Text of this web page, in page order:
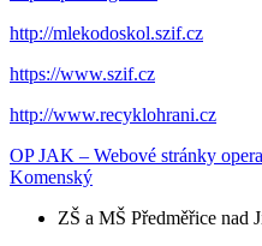
http://mlekodoskol.szif.cz
https://www.szif.cz
http://www.recyklohrani.cz
OP JAK – Webové stránky
Komenský
ZŠ a MŠ Předměřice nad